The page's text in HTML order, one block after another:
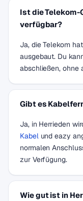
Ist die Telekom-
verfügbar?
Ja, die Telekom
ausgebaut. Du
abschließen, ohne
Gibt es
Ja, in Herrieden
Kabelund eazy
normalen
zur Verfügung.
Wie gut ist in